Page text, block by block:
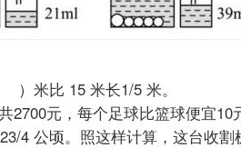
米比 15 米长1/5 米。
共2700元，每个足球比篮球
23/4 公顷。照这样计算，这